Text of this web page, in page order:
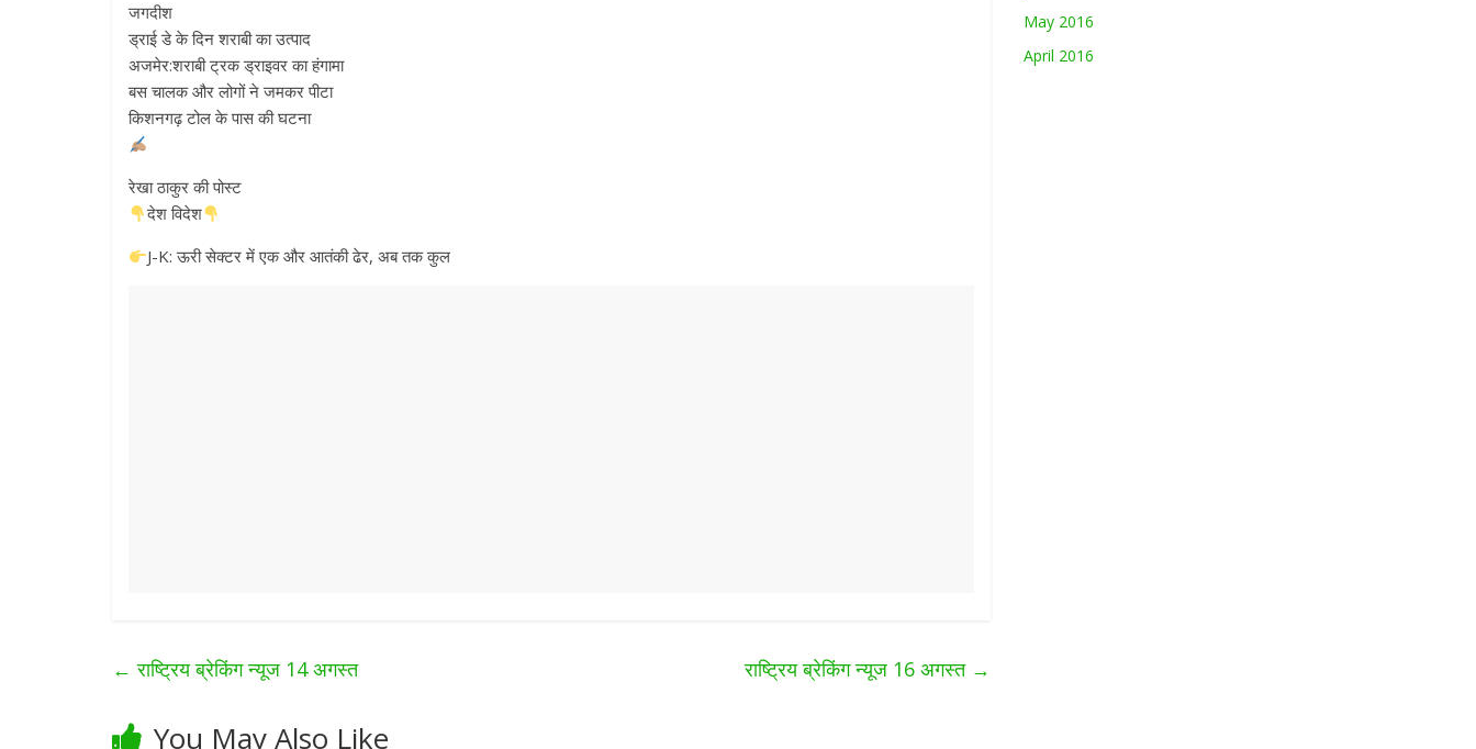
जगदीश
ड्राई डे के दिन शराबी का उत्पाद
अजमेर:शराबी ट्रक ड्राइवर का हंगामा
बस चालक और लोगों ने जमकर पीटा
किशनगढ़ टोल के पास की घटना
रेखा ठाकुर की पोस्ट
देश विदेश
J-K: ऊरी सेक्टर में एक और आतंकी ढेर, अब तक कुल
← राष्ट्रिय ब्रेकिंग न्यूज 14 अगस्त राष्ट्रिय ब्रेकिंग न्यूज 16 अगस्त →
You May Also Like
May 2016
April 2016